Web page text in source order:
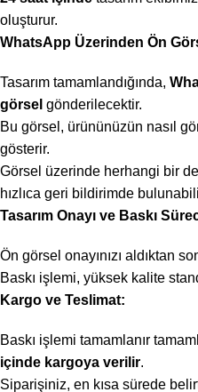
oluşturur.
WhatsApp Üzerinden Ön
Tasarım tamamlandığında,
görsel gönderilecektir.
Bu görsel, ürününüzün nasıl
gösterir.
Görsel üzerinde herhangi bir
hızlıca geri bildirimde
Tasarım Onayı ve Baskı
Ön görsel onayınızı aldıktan
Baskı işlemi, yüksek kalite
Kargo ve Teslimat:
Baskı işlemi tamamlanır
içinde kargoya verilir.
Siparişiniz, en kısa sürede